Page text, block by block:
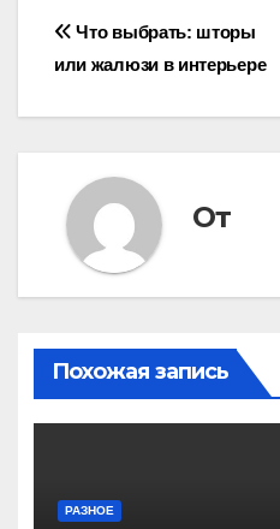
Навигация
Что выбрать: шторы
или жалюзи в интерьере
От
Похожая запись
РАЗНОЕ